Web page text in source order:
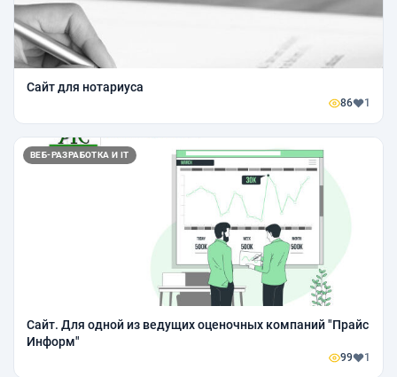
Сайт для нотариуса
86 1
ВЕБ-РАЗРАБОТКА И IT
Сайт. Для одной из ведущих оценочных компаний "Прайс
Информ"
99 1